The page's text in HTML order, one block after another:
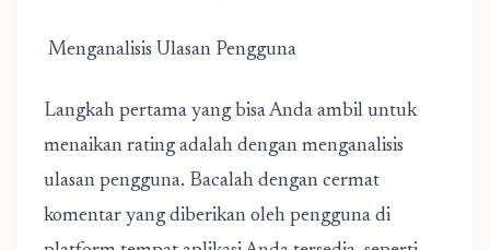
Menganalisis Ulasan Pengguna
Langkah pertama yang bisa Anda ambil untuk
menaikan rating adalah dengan menganalisis
ulasan pengguna. Bacalah dengan cermat
komentar yang diberikan oleh pengguna di